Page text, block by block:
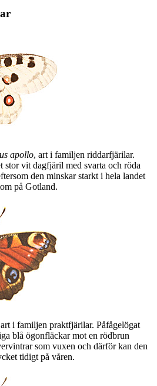
apollo, art i familjen riddarfjärilar.
vit dagfjäril med svarta och röda
den minskar starkt i hela landet
på Gotland.
i familjen praktfjärilar. Påfågelögat
blå ögonfläckar mot en rödbrun
som vuxen och därför kan den
tidigt på våren.